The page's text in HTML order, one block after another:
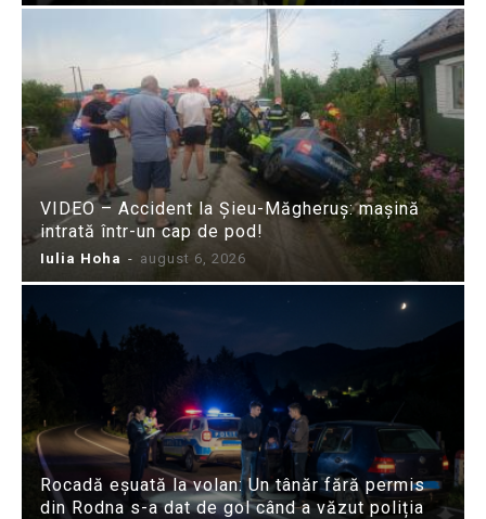
VIDEO – Accident la Șieu-Măgheruș: mașină
intrată într-un cap de pod!
Iulia Hoha - august 6, 2026
Rocadă eșuată la volan: Un tânăr fără permis
din Rodna s-a dat de gol când a văzut poliția